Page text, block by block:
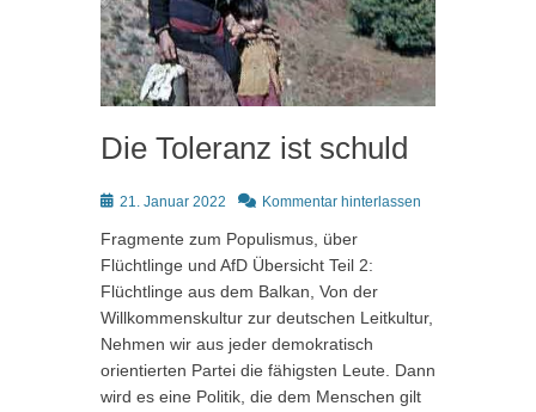
Die Toleranz ist schuld
Posted
21. Januar 2022 Kommentar hinterlassen
Fragmente zum Populismus, über
Flüchtlinge und AfD Übersicht Teil 2:
Flüchtlinge aus dem Balkan, Von der
Willkommenskultur zur deutschen Leitkultur,
Nehmen wir aus jeder demokratisch
orientierten Partei die fähigsten Leute. Dann
wird es eine Politik, die dem Menschen gilt